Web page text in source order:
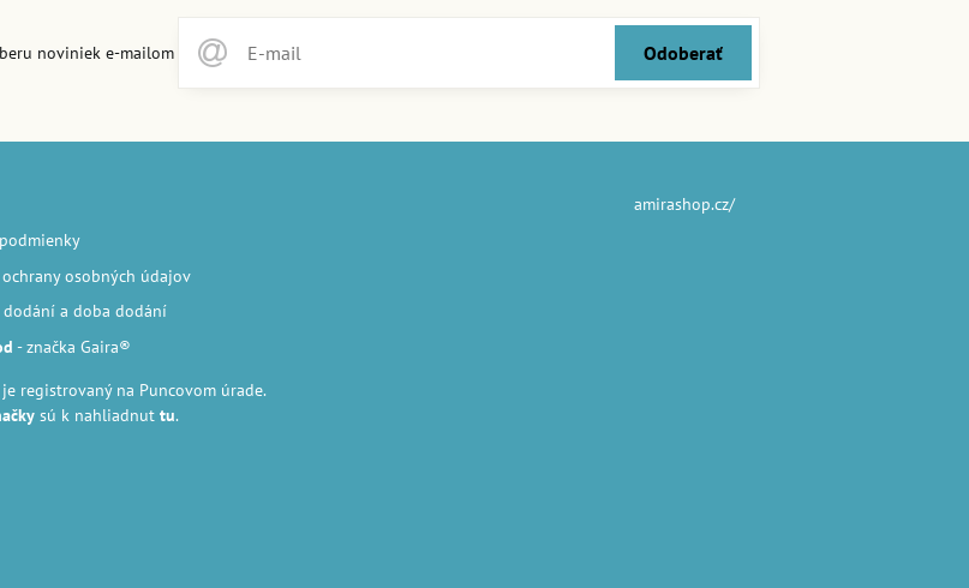
Odoberať
noviniek e-mailom
osobných údajov
dodání a doba dodání
- značka Gaira®
registrovaný na Puncovom úrade.
sú k nahliadnut tu.
amirashop.cz/